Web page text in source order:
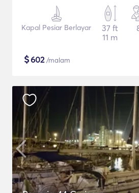
Kapal Pesiar Berlayar
37 ft
11 m
$602/malam